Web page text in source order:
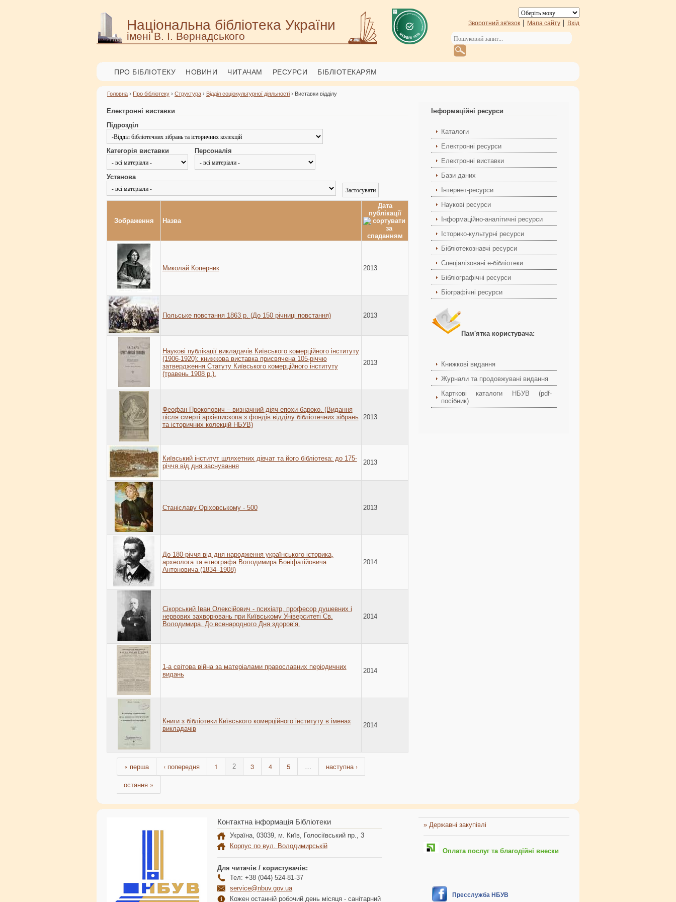
Національна бібліотека України
імені В. І. Вернадського
Зворотний зв'язок Мапа сайту Вхід
ПРО БІБЛІОТЕКУ НОВИНИ ЧИТАЧАМ РЕСУРСИ БІБЛІОТЕКАРЯМ
Головна › Про бібліотеку › Структура › Відділ соціокультурної діяльності › Виставки відділу
Електронні виставки
Підрозділ
Категорія виставки Персоналія
Установа
Зображення Назва
Дата
публікації
Миколай Коперник 2013
Польське повстання 1863 р. (До 150 річниці повстання) 2013
Наукові публікації викладачів Київського комерційного інституту
(1906-1920): книжкова виставка присвячена 105-річчю
затвердження Статуту Київського комерційного інституту
(травень 1908 р.).
2013
Феофан Прокопович – визначний діяч епохи бароко. (Видання
після смерті архієпископа з фондів відділу бібліотечних зібрань
та історичних колекцій НБУВ)
2013
Київський інститут шляхетних дівчат та його бібліотека: до 175-
річчя від дня заснування
2013
Станіславу Оріховському - 500 2013
До 180-річчя від дня народження українського історика,
археолога та етнографа Володимира Боніфатійовича
Антоновича (1834–1908)
2014
Сікорський Іван Олексійович - психіатр, професор душевних і
нервових захворювань при Київському Університеті Св.
Володимира. До всенародного Дня здоров’я.
2014
1-а світова війна за матеріалами православних періодичних
видань
2014
Книги з бібліотеки Київського комерційного інституту в іменах
викладачів
2014
« перша ‹ попередня 1 2 3 4 5
наступна ›
остання »
Інформаційні ресурси
Каталоги
Електронні ресурси
Електронні виставки
Бази даних
Інтернет-ресурси
Наукові ресурси
Інформаційно-аналітичні ресурси
Історико-культурні ресурси
Бібліотекознавчі ресурси
Спеціалізовані е-бібліотеки
Бібліографічні ресурси
Біографічні ресурси
Пам'ятка користувача:
Книжкові видання
Журнали та продовжувані видання
Карткові каталоги НБУВ (pdf-
посібник)
Контактна інформація Бібліотеки
Україна, 03039, м. Київ, Голосіївський пр., 3
Корпус по вул. Володимирській
Для читачів / користувачів:
Тел: +38 (044) 524-81-37
service@nbuv.gov.ua
Кожен останній робочий день місяця - санітарний
» Державні закупівлі
Оплата послуг та благодійні внески
Пресслужба НБУВ